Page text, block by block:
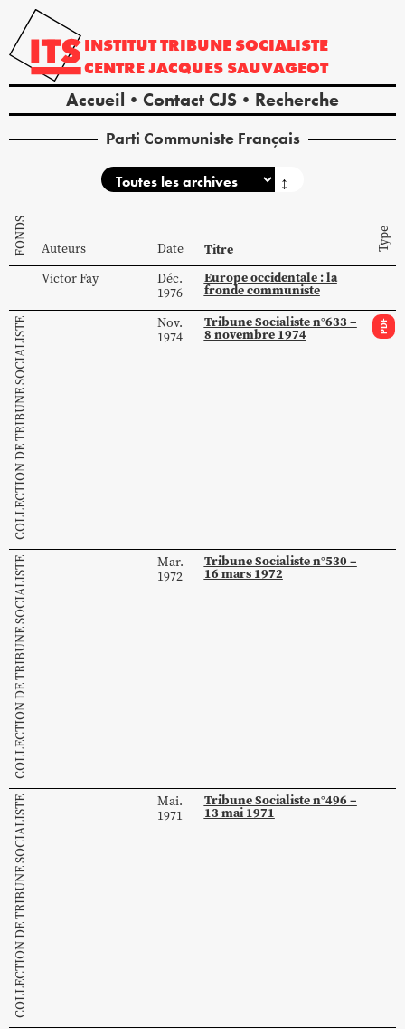
INSTITUTTRIBUNE SOCIALISTE
CENTREJACQUES SAUVAGEOT
Accueil Contact CJS Recherche
Parti Communiste Français
↕
FONDS Auteurs Date Titre Type
VictorFay
Déc.
1976
Europe occidentale : la
fronde communiste
COLLECTION DE TRIBUNE SOCIALISTE
Nov.
1974
Tribune Socialiste n°633 –
8 novembre 1974 PDF
COLLECTION DE TRIBUNE SOCIALISTE
Mar.
1972
Tribune Socialiste n°530 –
16 mars 1972
COLLECTION DE TRIBUNE SOCIALISTE
Mai.
1971
Tribune Socialiste n°496 –
13 mai 1971